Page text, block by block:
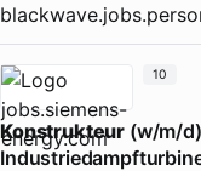
Konstrukteur (w/m/
10